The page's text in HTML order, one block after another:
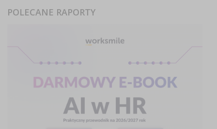
POLECANE RAPORTY